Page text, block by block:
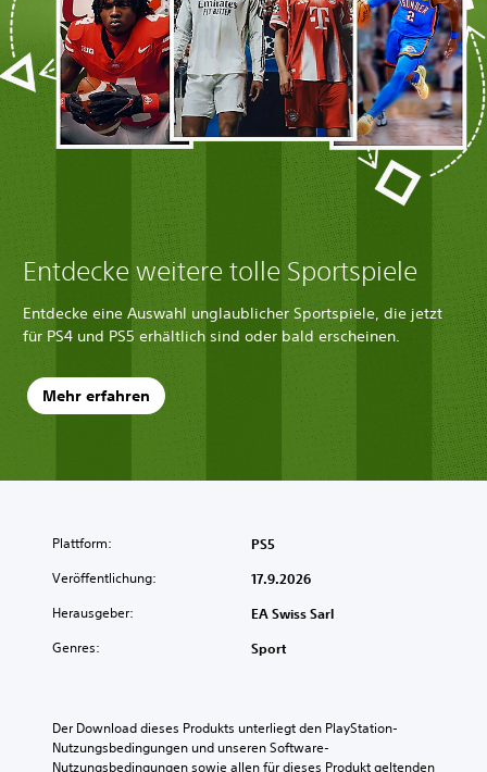
Entdecke weitere tolle Sportspiele
Entdecke eine Auswahl unglaublicher Sportspiele, die jetzt
für PS4 und PS5 erhältlich sind oder bald erscheinen.
Mehr erfahren
Plattform: PS5
Veröffentlichung: 17.9.2026
Herausgeber: EA Swiss Sarl
Genres: Sport
Der Download dieses Produkts unterliegt den PlayStation-
Nutzungsbedingungen und unseren Software-
Nutzungsbedingungen sowie allen für dieses Produkt geltenden